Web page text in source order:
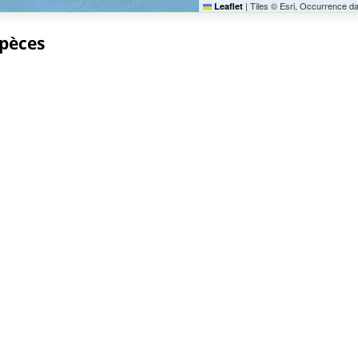
Leaflet | Tiles © Esri, Occurrence